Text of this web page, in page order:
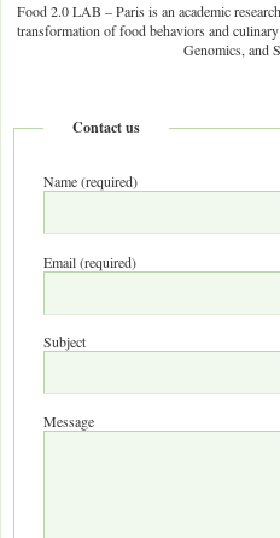
Food 2.0 LAB – Paris is an academic
transformation of food behaviors and
Genomics, and
Contact us
Name (required)
Email (required)
Subject
Message